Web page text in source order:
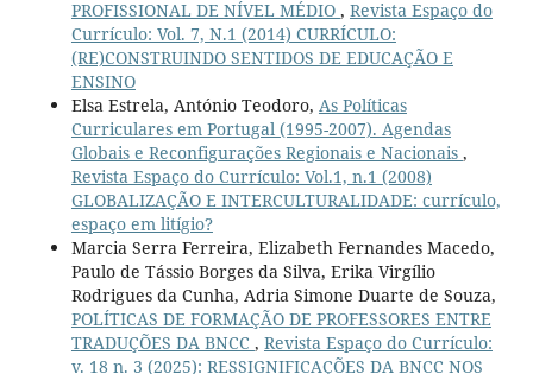
PROFISSIONAL DE NÍVEL MÉDIO , Revista Espaço do
Currículo: Vol. 7, N.1 (2014) CURRÍCULO:
(RE)CONSTRUINDO SENTIDOS DE EDUCAÇÃO E
ENSINO
Elsa Estrela, António Teodoro, As Políticas
Curriculares em Portugal (1995-2007). Agendas
Globais e Reconfigurações Regionais e Nacionais ,
Revista Espaço do Currículo: Vol.1, n.1 (2008)
GLOBALIZAÇÃO E INTERCULTURALIDADE: currículo,
espaço em litígio?
Marcia Serra Ferreira, Elizabeth Fernandes Macedo,
Paulo de Tássio Borges da Silva, Erika Virgílio
Rodrigues da Cunha, Adria Simone Duarte de Souza,
POLÍTICAS DE FORMAÇÃO DE PROFESSORES ENTRE
TRADUÇÕES DA BNCC , Revista Espaço do Currículo:
v. 18 n. 3 (2025): RESSIGNIFICAÇÕES DA BNCC NOS